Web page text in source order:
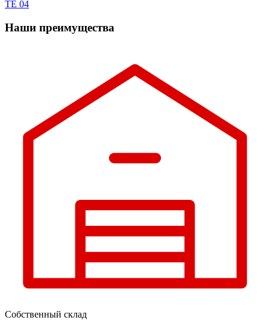
TE 04
Наши преимущества
Собственный склад